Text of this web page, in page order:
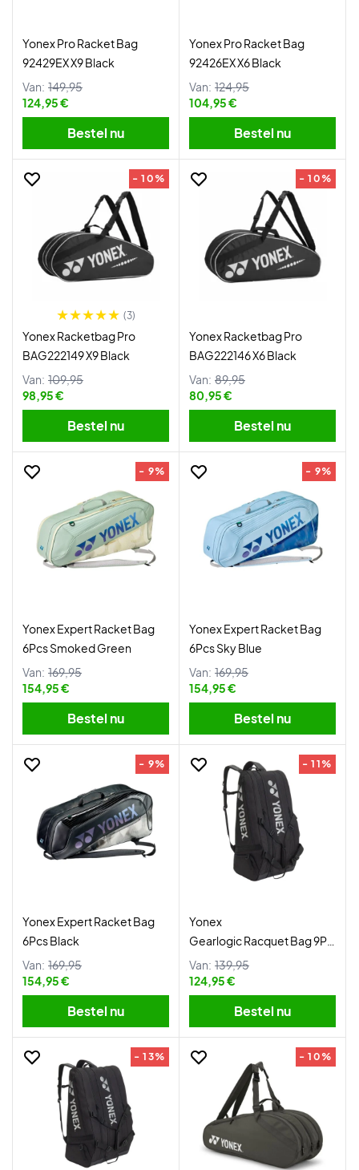
Yonex Pro Racket Bag
92429EX X9 Black
Van: 149,95
124,95 €
Bestel nu
Yonex Pro Racket Bag
92426EX X6 Black
Van: 124,95
104,95 €
Bestel nu
- 10%
(3)
Yonex Racketbag Pro
BAG222149 X9 Black
Van: 109,95
98,95 €
Bestel nu
- 10%
Yonex Racketbag Pro
BAG222146 X6 Black
Van: 89,95
80,95 €
Bestel nu
- 9%
Yonex Expert Racket Bag
6Pcs Smoked Green
Van: 169,95
154,95 €
Bestel nu
- 9%
Yonex Expert Racket Bag
6Pcs Sky Blue
Van: 169,95
154,95 €
Bestel nu
- 9%
Yonex Expert Racket Bag
6Pcs Black
Van: 169,95
154,95 €
Bestel nu
- 11%
Yonex
Gearlogic Racquet Bag 9Pcs
Black
Van: 139,95
124,95 €
Bestel nu
- 13% - 10%